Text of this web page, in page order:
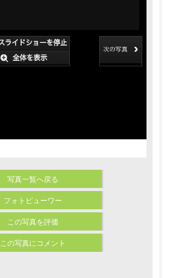
写真一覧へ戻る
フォトビューワー
この写真を評価
この写真にコメント